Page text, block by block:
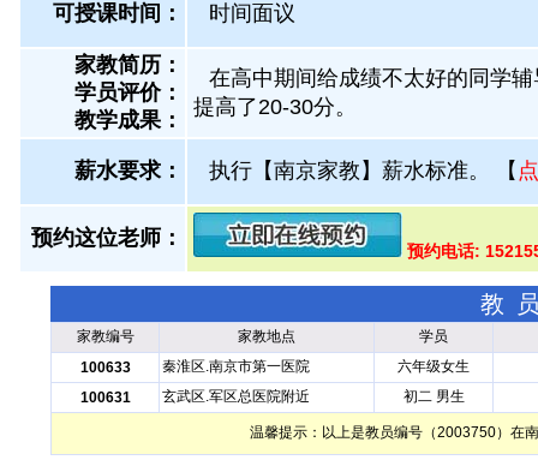
可授课时间： 时间面议
家教简历：
学员评价：
教学成果：
在高中期间给成绩不太好的同学
提高了20-30分。
薪水要求： 执行【南京家教】薪水标准。 【
预约这位老师：
预约电话:
教
家教编号 家教地点
学员
100633
秦淮区.南京市第一医院
六年级女生
100631
玄武区.军区总医院附近 初二 男生
温馨提示：以上是教员编号（2003750）在